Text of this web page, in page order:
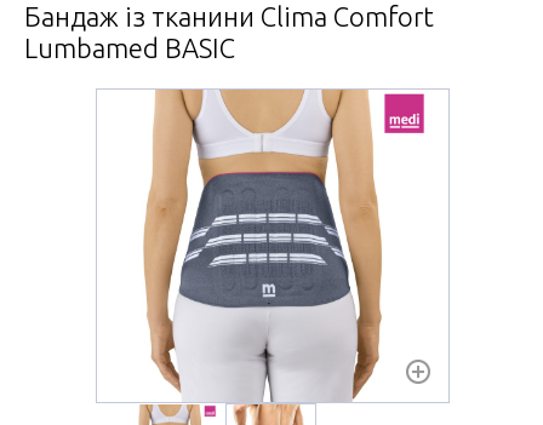
Бандаж із тканини Clima Comfort
Lumbamed BASIC